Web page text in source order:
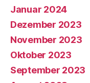
Januar 2024
Dezember 2023
November 2023
Oktober 2023
September 2023